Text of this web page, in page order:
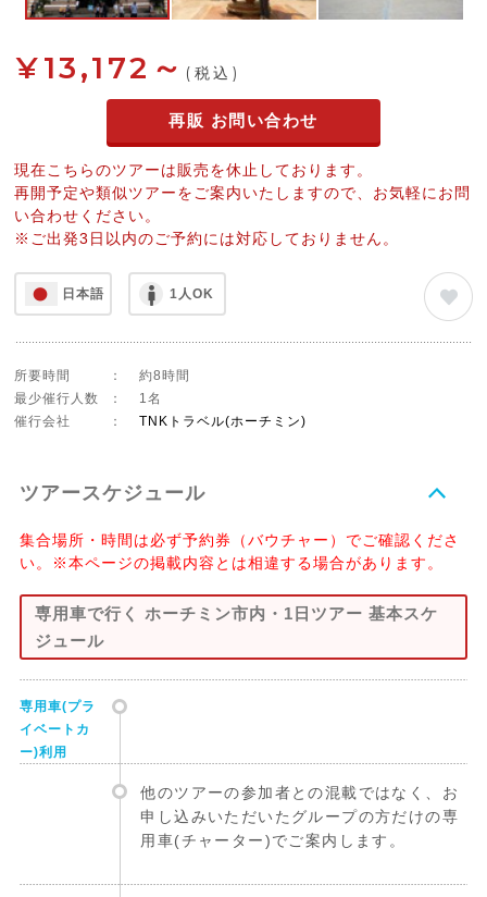
¥13,172～ (税込)
再販 お問い合わせ
現在こちらのツアーは販売を休止しております。
再開予定や類似ツアーをご案内いたしますので、お気軽にお問
い合わせください。
※ご出発3日以内のご予約には対応しておりません。
日本語 1人OK
所要時間 ：
約8時間
最少催行人数
：
1名
催行会社
： TNKトラベル(ホーチミン)
ツアースケジュール
集合場所・時間は必ず予約券（バウチャー）でご確認くださ
い。※本ページの掲載内容とは相違する場合があります。
専用車で行く ホーチミン市内・1日ツアー 基本スケ
ジュール
専用車(プラ
イベートカ
ー)利用
他のツアーの参加者との混載ではなく、お
申し込みいただいたグループの方だけの専
用車(チャーター)でご案内します。